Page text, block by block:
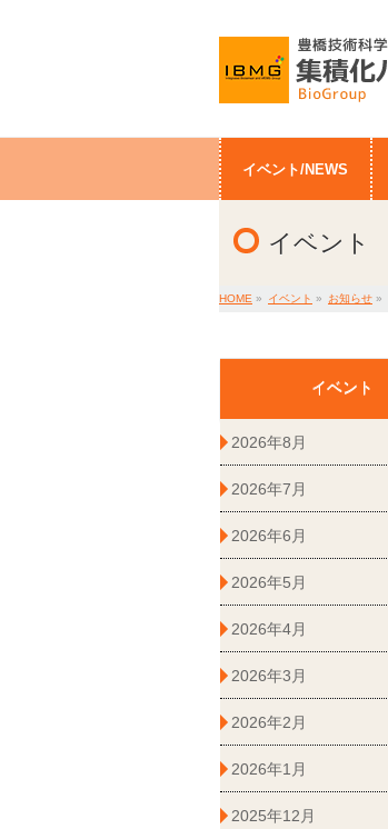
イベント/NEWS
イベント
HOME » イベント » お知らせ »
イベント
2026年8月
2026年7月
2026年6月
2026年5月
2026年4月
2026年3月
2026年2月
2026年1月
2025年12月